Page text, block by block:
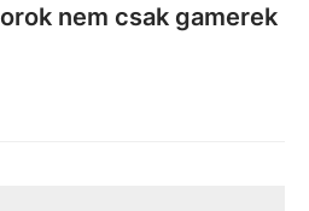
nem csak gamerek